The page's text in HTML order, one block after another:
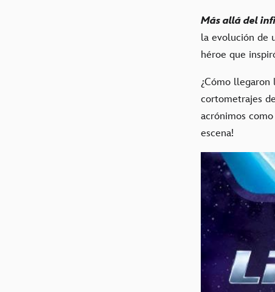
Más allá del
la evolución de
héroe que
¿Cómo llegaron
cortometrajes
acrónimos
escena!